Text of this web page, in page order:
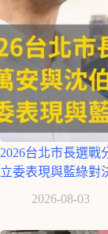
2026台北市長選戰
立委表現與藍綠對
2026-08-03